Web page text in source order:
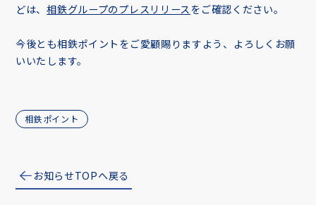
どは、相鉄グループのプレスリリース をご確認ください。
今後とも相鉄ポイントをご愛顧賜りますよう、よろしくお願
いいたします。
相鉄ポイント
お知らせTOPへ戻る